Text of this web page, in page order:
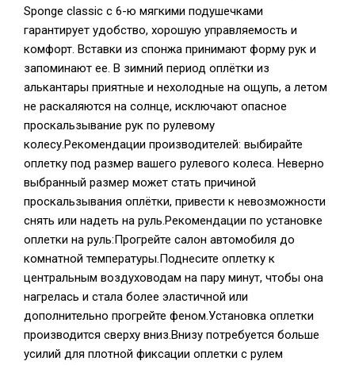
Sponge classic с 6-ю мягкими подушечками
гарантирует удобство, хорошую управляемость и
комфорт. Вставки из спонжа принимают форму рук и
запоминают ее. В зимний период оплётки из
алькантары приятные и нехолодные на ощупь, а летом
не раскаляются на солнце, исключают опасное
проскальзывание рук по рулевому
колесу.Рекомендации производителей: выбирайте
оплетку под размер вашего рулевого колеса. Неверно
выбранный размер может стать причиной
проскальзывания оплётки, привести к невозможности
снять или надеть на руль.Рекомендации по установке
оплетки на руль:Прогрейте салон автомобиля до
комнатной температуры.Поднесите оплетку к
центральным воздуховодам на пару минут, чтобы она
нагрелась и стала более эластичной или
дополнительно прогрейте феном.Установка оплетки
производится сверху вниз.Внизу потребуется больше
усилий для плотной фиксации оплетки с рулем